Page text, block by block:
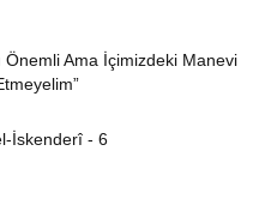
Önemli Ama İçimizdeki Manevi
İskenderî - 6